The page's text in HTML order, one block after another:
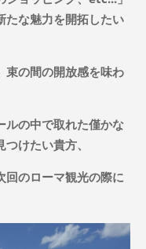
たな魅力を開拓したい
束の間の開放感を味わ
ルの中で取れた僅かな
けたい貴方、
回のローマ観光の際に